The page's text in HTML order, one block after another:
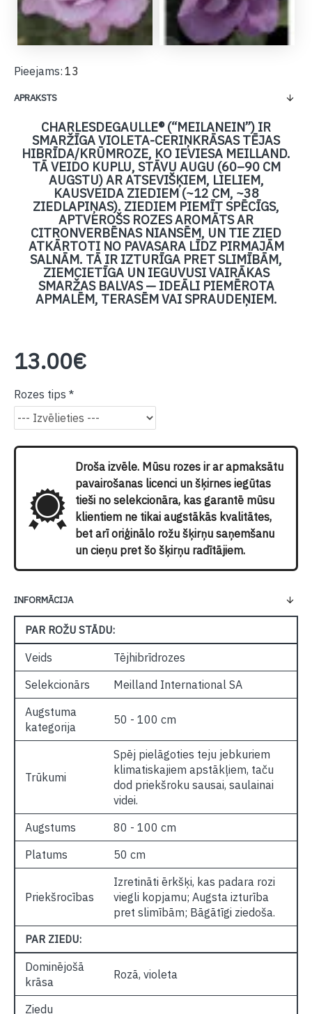
APRAKSTS
CHARLESDEGAULLE® (“MEILANEIN”) IR
SMARŽĪGA VIOLETA-CERIŅKRĀSAS TĒJAS
HIBRĪDA/KRŪMROZE, KO IEVIESA MEILLAND.
TĀ VEIDO KUPLU, STĀVU AUGU (60–90 CM
AUGSTU) AR ATSEVIŠĶIEM, LIELIEM,
KAUSVEIDA ZIEDIEM (~12 CM, ~38
ZIEDLAPIŅAS). ZIEDIEM PIEMĪT SPĒCĪGS,
APTVEROŠS ROZES AROMĀTS AR
CITRONVERBĒNAS NIANSĒM, UN TIE ZIED
ATKĀRTOTI NO PAVASARA LĪDZ PIRMAJĀM
SALNĀM. TĀ IR IZTURĪGA PRET SLIMĪBĀM,
ZIEMCIETĪGA UN IEGUVUSI VAIRĀKAS
SMARŽAS BALVAS — IDEĀLI PIEMĒROTA
APMALĒM, TERASĒM VAI SPRAUDEŅIEM.
Pieejams: 13
13.00€
Rozes tips
Droša izvēle. Mūsu rozes ir ar apmaksātu
pavairošanas licenci un šķirnes iegūtas
tieši no selekcionāra, kas garantē mūsu
klientiem ne tikai augstākās kvalitātes,
bet arī oriģinālo rožu šķirņu saņemšanu
un cieņu pret šo šķirņu radītājiem.
INFORMĀCIJA
PAR ROŽU STĀDU:
Veids
Tējhibrīdrozes
Selekcionārs
Meilland International SA
Augstuma
kategorija
50 - 100 cm
Trūkumi
Spēj pielāgoties teju jebkuriem
klimatiskajiem apstākļiem, taču
dod priekšroku sausai, saulainai
videi.
Augstums
80 - 100 cm
Platums
50 cm
Priekšrocības
Izretināti ērkšķi, kas padara rozi
viegli kopjamu; Augsta izturība
pret slimībām; Bāgātīgi ziedoša.
PAR ZIEDU:
Dominējošā
krāsa
Rozā, violeta
Ziedu